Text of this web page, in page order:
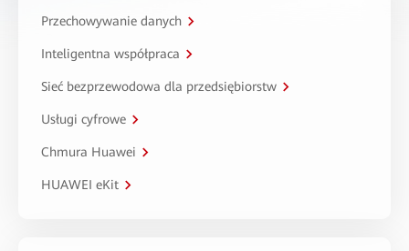
Przechowywanie danych
Inteligentna współpraca
Sieć bezprzewodowa dla przedsiębiorstw
Usługi cyfrowe
Chmura Huawei
HUAWEI eKit